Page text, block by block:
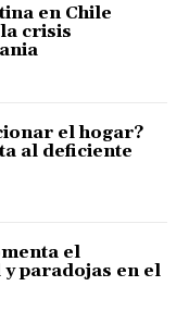
en Chile
crisis
el hogar?
al deficiente
el
paradojas en el